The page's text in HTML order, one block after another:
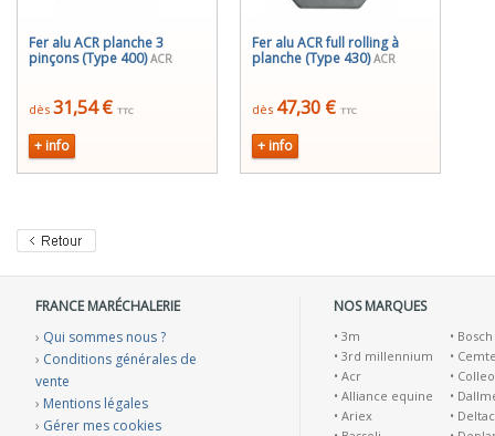
Fer alu ACR planche 3
pinçons (Type 400)ACR
dès 31,54 € TTC
+ info
Fer alu ACR full rolling à
planche (Type 430)ACR
dès 47,30 € TTC
+ info
FRANCE MARÉCHALERIE
› Qui sommes nous ?
› Conditions générales de
vente
› Mentions légales
› Gérer mes cookies
NOS MARQUES
• 3m
• 3rd millennium
• Acr
• Alliance equine
• Ariex
• Bosch
•
•
•
•